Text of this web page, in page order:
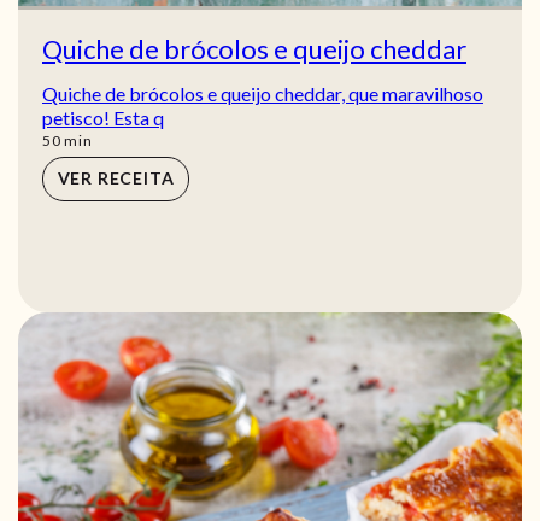
Quiche de brócolos e queijo cheddar
Quiche de brócolos e queijo cheddar, que maravilhoso
petisco! Esta q
50min
min
VER RECEITA